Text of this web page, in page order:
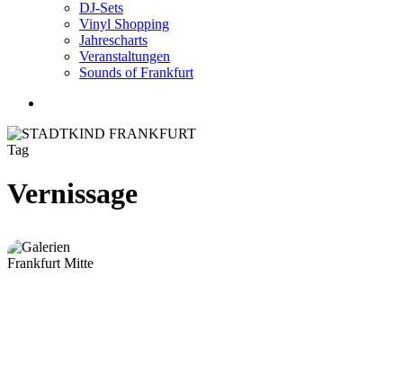
DJ-Sets
Vinyl Shopping
Jahrescharts
Veranstaltungen
Sounds of Frankfurt
Tag
Vernissage